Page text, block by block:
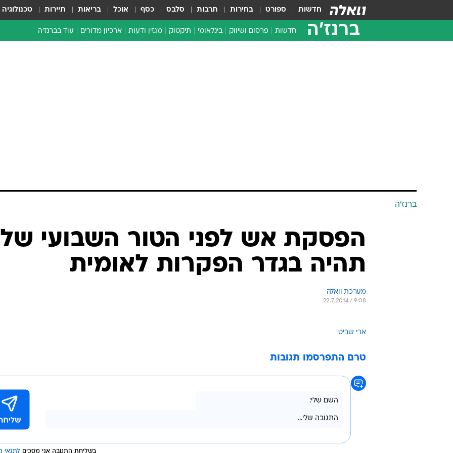
חדשות ספורט בחירות תרבות סלבס כסף אוכל בריאות תיירות טכנולוגיה
ברנז'ה חדשות פרסום ושיווק בינלאומי תיקטוק מגזין ודעות ארכיון מדורים עוד בברנז'ה
ברנז'ה
הפסקת אש לפני הטור השבועי
תהיה בגדר הפקרות לאומית
מערכת וואלה
22.7.2014 / 9:08
ארי שביט
טרם התפרסמו תגובות
בשליחת התגובה אני מסכים לתנאי